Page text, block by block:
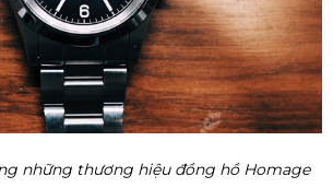
những thương hiệu đồng hồ Homage